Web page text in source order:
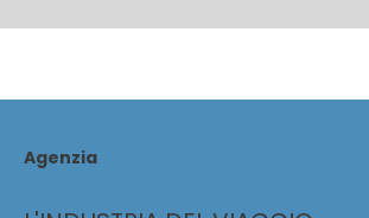
Agenzia